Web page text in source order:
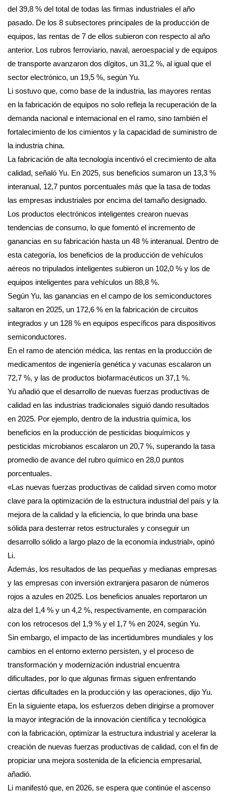
del 39,8 % del total de todas las firmas industriales el año
pasado. De los 8 subsectores principales de la producción de
equipos, las rentas de 7 de ellos subieron con respecto al año
anterior. Los rubros ferroviario, naval, aeroespacial y de equipos
de transporte avanzaron dos dígitos, un 31,2 %, al igual que el
sector electrónico, un 19,5 %, según Yu.
Li sostuvo que, como base de la industria, las mayores rentas
en la fabricación de equipos no solo refleja la recuperación de la
demanda nacional e internacional en el ramo, sino también el
fortalecimiento de los cimientos y la capacidad de suministro de
la industria china.
La fabricación de alta tecnología incentivó el crecimiento de alta
calidad, señaló Yu. En 2025, sus beneficios sumaron un 13,3 %
interanual, 12,7 puntos porcentuales más que la tasa de todas
las empresas industriales por encima del tamaño designado.
Los productos electrónicos inteligentes crearon nuevas
tendencias de consumo, lo que fomentó el incremento de
ganancias en su fabricación hasta un 48 % interanual. Dentro de
esta categoría, los beneficios de la producción de vehículos
aéreos no tripulados inteligentes subieron un 102,0 % y los de
equipos inteligentes para vehículos un 88,8 %.
Según Yu, las ganancias en el campo de los semiconductores
saltaron en 2025, un 172,6 % en la fabricación de circuitos
integrados y un 128 % en equipos específicos para dispositivos
semiconductores.
En el ramo de atención médica, las rentas en la producción de
medicamentos de ingeniería genética y vacunas escalaron un
72,7 %, y las de productos biofarmacéuticos un 37,1 %.
Yu añadió que el desarrollo de nuevas fuerzas productivas de
calidad en las industrias tradicionales siguió dando resultados
en 2025. Por ejemplo, dentro de la industria química, los
beneficios en la producción de pesticidas bioquímicos y
pesticidas microbianos escalaron un 20,7 %, superando la tasa
promedio de avance del rubro químico en 28,0 puntos
porcentuales.
«Las nuevas fuerzas productivas de calidad sirven como motor
clave para la optimización de la estructura industrial del país y la
mejora de la calidad y la eficiencia, lo que brinda una base
sólida para desterrar retos estructurales y conseguir un
desarrollo sólido a largo plazo de la economía industrial», opinó
Li.
Además, los resultados de las pequeñas y medianas empresas
y las empresas con inversión extranjera pasaron de números
rojos a azules en 2025. Los beneficios anuales reportaron un
alza del 1,4 % y un 4,2 %, respectivamente, en comparación
con los retrocesos del 1,9 % y el 1,7 % en 2024, según Yu.
Sin embargo, el impacto de las incertidumbres mundiales y los
cambios en el entorno externo persisten, y el proceso de
transformación y modernización industrial encuentra
dificultades, por lo que algunas firmas siguen enfrentando
ciertas dificultades en la producción y las operaciones, dijo Yu.
En la siguiente etapa, los esfuerzos deben dirigirse a promover
la mayor integración de la innovación científica y tecnológica
con la fabricación, optimizar la estructura industrial y acelerar la
creación de nuevas fuerzas productivas de calidad, con el fin de
propiciar una mejora sostenida de la eficiencia empresarial,
añadió.
Li manifestó que, en 2026, se espera que continúe el ascenso